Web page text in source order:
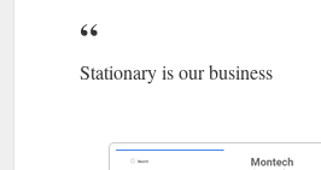
Stationary is our business